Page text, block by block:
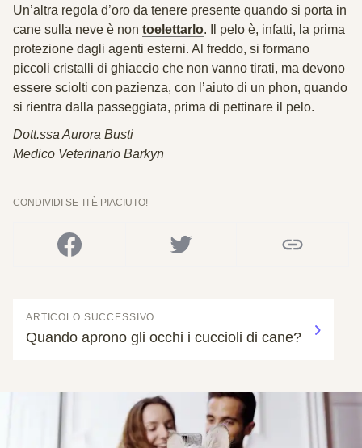
Un’altra regola d’oro da tenere presente quando si porta in
cane sulla neve è non toelettarlo.
Il pelo è, infatti, la prima
protezione dagli agenti esterni. Al freddo, si formano
piccoli cristalli di ghiaccio che non vanno tirati, ma devono
essere sciolti con pazienza, con l’aiuto di un phon, quando
si rientra dalla passeggiata, prima di pettinare il pelo.
Dott.ssa Aurora Busti
Medico Veterinario Barkyn
CONDIVIDI SE TI È PIACIUTO!
ARTICOLO SUCCESSIVO
Quando aprono gli occhi i cuccioli di cane?